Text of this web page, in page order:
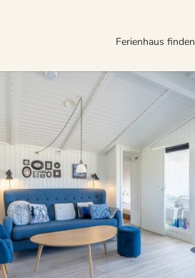
Ferienhaus finden